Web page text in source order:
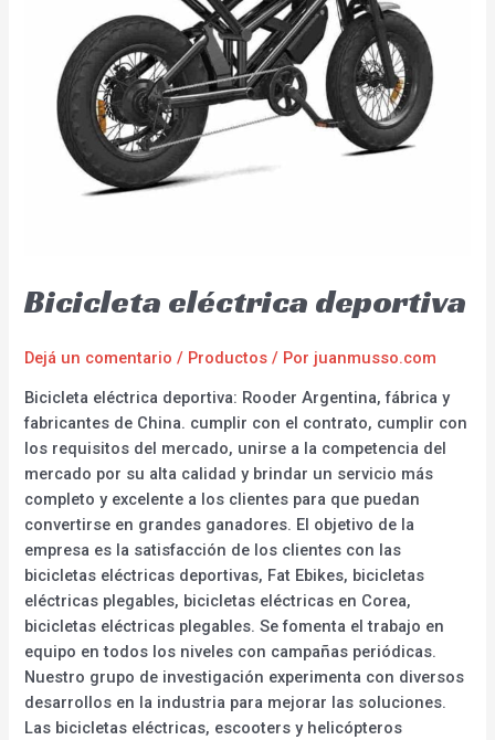
Bicicleta eléctrica deportiva
Dejá un comentario / Productos / Por juanmusso.com
Bicicleta eléctrica deportiva: Rooder Argentina, fábrica y
fabricantes de China. cumplir con el contrato, cumplir con
los requisitos del mercado, unirse a la competencia del
mercado por su alta calidad y brindar un servicio más
completo y excelente a los clientes para que puedan
convertirse en grandes ganadores. El objetivo de la
empresa es la satisfacción de los clientes con las
bicicletas eléctricas deportivas, Fat Ebikes, bicicletas
eléctricas plegables, bicicletas eléctricas en Corea,
bicicletas eléctricas plegables. Se fomenta el trabajo en
equipo en todos los niveles con campañas periódicas.
Nuestro grupo de investigación experimenta con diversos
desarrollos en la industria para mejorar las soluciones.
Las bicicletas eléctricas, escooters y helicópteros